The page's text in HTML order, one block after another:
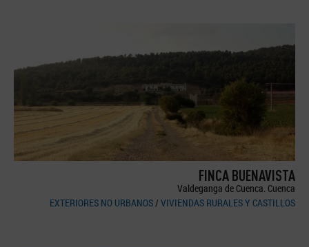
FINCA BUENAVISTA
Valdeganga de Cuenca. Cuenca
EXTERIORES NO URBANOS/ VIVIENDAS RURALES Y CASTILLOS